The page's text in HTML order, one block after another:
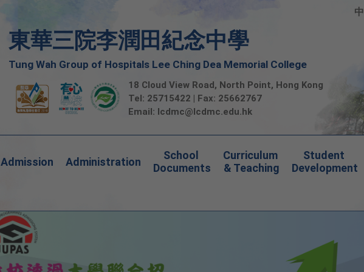
中
東華三院李潤田紀念中學
Tung Wah Group of Hospitals Lee Ching Dea Memorial College
18 Cloud View Road, North Point, Hong Kong
Tel: 25715422 | Fax: 25662767
Email: lcdmc@lcdmc.edu.hk
Admission Administration
School
Documents
Curriculum
& Teaching
Student
Development